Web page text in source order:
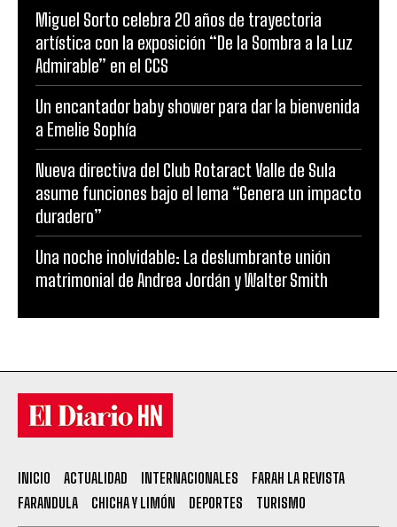
Miguel Sorto celebra 20 años de trayectoria
artística con la exposición “De la Sombra a la Luz
Admirable” en el CCS
Un encantador baby shower para dar la bienvenida
a Emelie Sophía
Nueva directiva del Club Rotaract Valle de Sula
asume funciones bajo el lema “Genera un impacto
duradero”
Una noche inolvidable: La deslumbrante unión
matrimonial de Andrea Jordán y Walter Smith
INICIO ACTUALIDAD INTERNACIONALES
FARAH LA REVISTA
FARANDULA
CHICHA Y LIMÓN DEPORTES TURISMO